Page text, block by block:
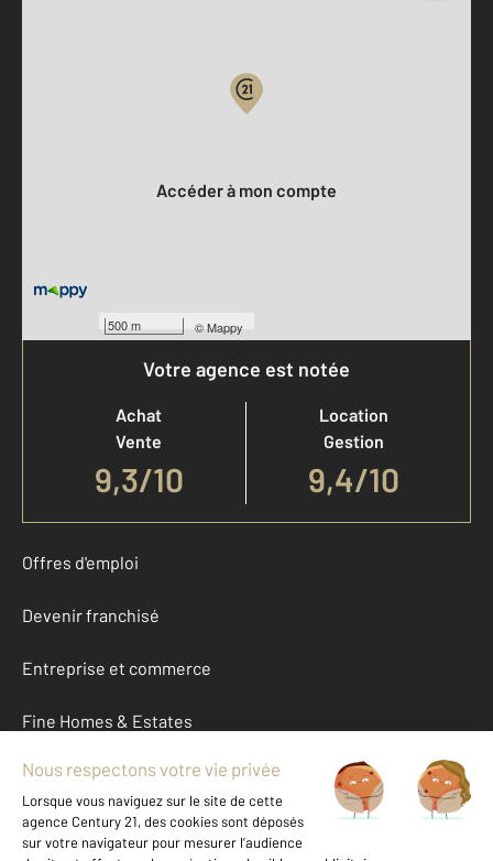
500 m ©Mappy
Accéder à mon compte
Votre agence est notée
Achat
Vente
9,3/10
Location
Gestion
9,4/10
Offres d'emploi
Devenir franchisé
Entreprise et commerce
Fine Homes & Estates
À propos
International